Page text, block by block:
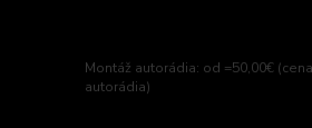
Montáž autorádia: od =50,00€
autorádia)